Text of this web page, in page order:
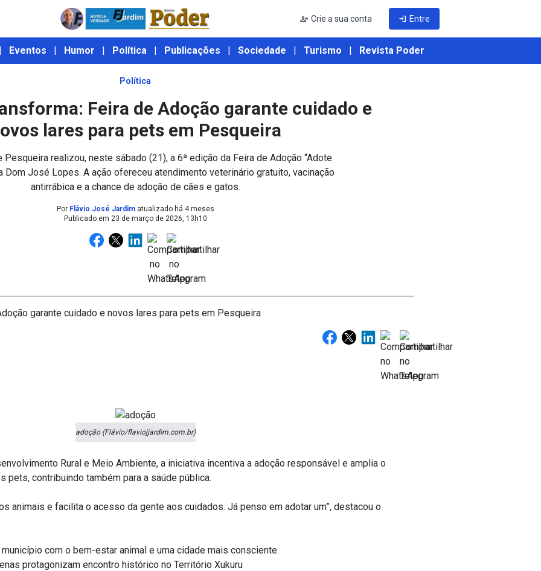
person_add Crie a sua conta login Entre
Eventos | Humor | Política | Publicações | Sociedade | Turismo | Revista Poder
Política
Feira de Adoção garante cuidado e
lares para pets em Pesqueira
Pesqueira realizou, neste sábado (21), a 6ª edição da Feira de Adoção “Adote
Dom José Lopes. A ação ofereceu atendimento veterinário gratuito, vacinação
antirrábica e a chance de adoção de cães e gatos.
Por Flávio José Jardimatualizado há 4 meses
Publicado em 23 de março de 2026, 13h10
adoção (Flávio/flaviojjardim.com.br)
Rural e Meio Ambiente, a iniciativa incentiva a adoção responsável e amplia o
pets, contribuindo também para a saúde pública.
animais e facilita o acesso da gente aos cuidados. Já penso em adotar um”, destacou o
com o bem-estar animal e uma cidade mais consciente.
protagonizam encontro histórico no Território Xukuru